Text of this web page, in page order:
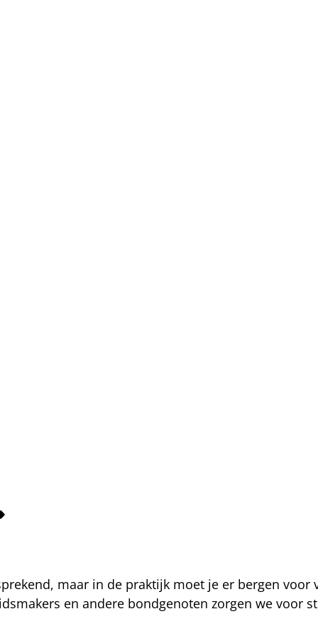
maar in de praktijk moet je er bergen voor
en andere bondgenoten zorgen we voor